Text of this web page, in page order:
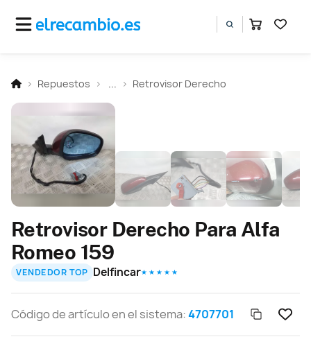
Repuestos Retrovisor Derecho
Retrovisor Derecho Para Alfa
Romeo 159
VENDEDOR TOP Delfincar★ ★ ★ ★ ★
Código de artículo en el sistema:4707701